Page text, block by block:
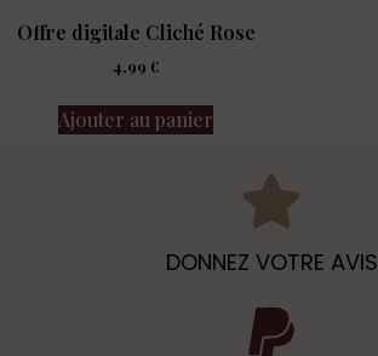
Offre digitale Cliché Rose
4,99 €
Ajouter au panier
DONNEZ VOTRE AVIS